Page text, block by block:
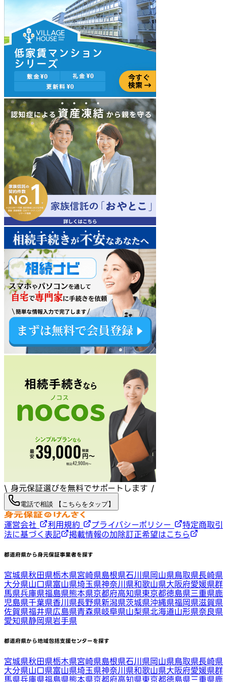
\ 身元保証選びを無料でサポートします /
電話で相談 【こちらをタップ】
運営会社 利用規約 プライバシーポリシー
特定商取引
法に基づく表記
掲載情報の加除訂正希望はこちら
都道府県から身元保証事業者を探す
宮城県秋田県栃木県宮崎県島根県石川県岡山県鳥取県長崎県
大分県山口県富山県埼玉県神奈川県和歌山県大阪府愛媛県群
馬県兵庫県福島県熊本県京都府高知県東京都徳島県三重県鹿
児島県千葉県香川県長野県新潟県茨城県沖縄県福岡県滋賀県
佐賀県福井県広島県青森県岐阜県山梨県北海道山形県奈良県
愛知県静岡県岩手県
都道府県から地域包括支援センターを探す
宮城県秋田県栃木県宮崎県島根県石川県岡山県鳥取県長崎県
大分県山口県富山県埼玉県神奈川県和歌山県大阪府愛媛県群
馬県兵庫県福島県熊本県京都府高知県東京都徳島県三重県鹿